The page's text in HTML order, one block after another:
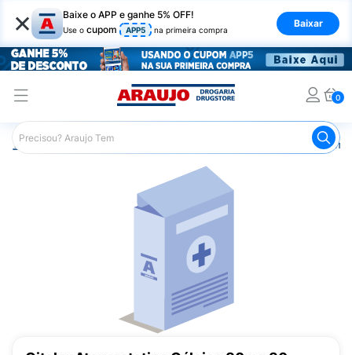
× Baixe o APP e ganhe 5% OFF!
Use o cupom APP5 na primeira compra
Baixar
0
Araujo Medicamentos